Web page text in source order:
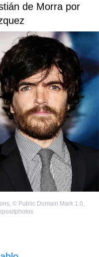
de Morra por
, © Public Domain Mark 1.0,